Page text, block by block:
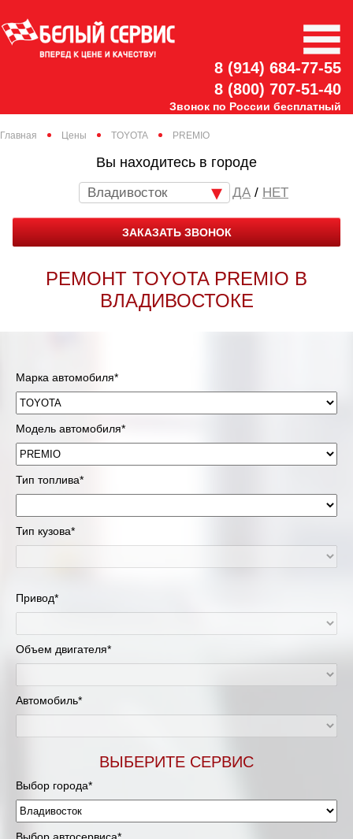
8 (914) 684-77-55
8 (800) 707-51-40
Звонок по России бесплатный
Главная Цены TOYOTA PREMIO
Вы находитесь в городе
Владивосток / НЕТ
ЗАКАЗАТЬ ЗВОНОК
РЕМОНТ TOYOTA PREMIO В
ВЛАДИВОСТОКЕ
Марка автомобиля*
Модель автомобиля*
Тип топлива*
Тип кузова*
Привод*
Объем двигателя*
Автомобиль*
ВЫБЕРИТЕ СЕРВИС
Выбор города*